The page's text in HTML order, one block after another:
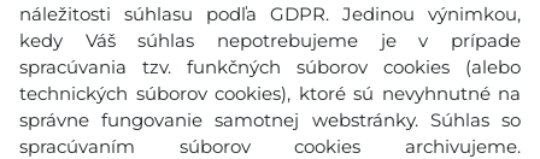
náležitosti súhlasu podľa GDPR. Jedinou výnimkou,
kedy Váš súhlas nepotrebujeme je v prípade
spracúvania tzv. funkčných súborov cookies (alebo
technických súborov cookies), ktoré sú nevyhnutné na
správne fungovanie samotnej webstránky. Súhlas so
spracúvaním súborov cookies archivujeme.